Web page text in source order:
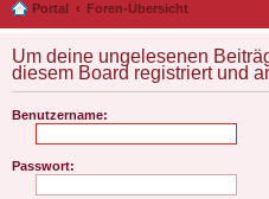
Portal Foren-Übersicht
Um deine ungelesenen
diesem Board registriert und
Benutzername:
Passwort: